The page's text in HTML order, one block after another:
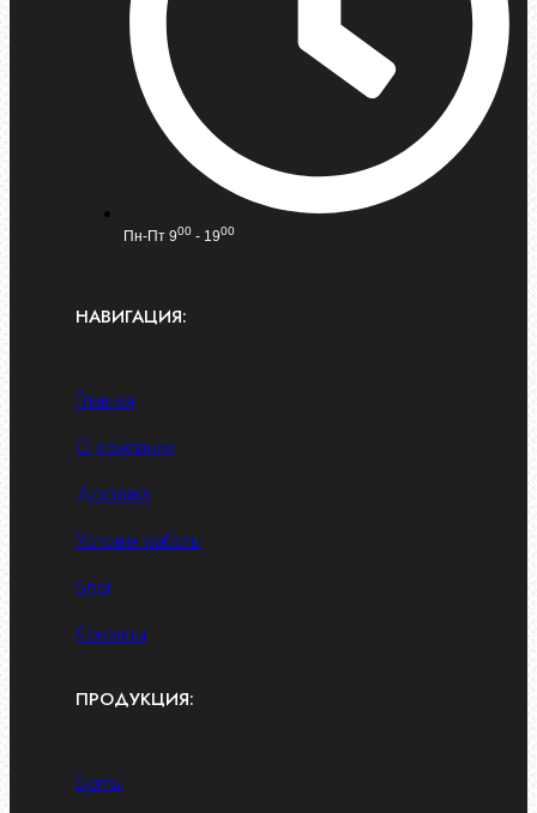
Пн-Пт 900 - 1900
НАВИГАЦИЯ:
Главная
О компании
Доставка
Условия работы
Блог
Контакты
ПРОДУКЦИЯ:
Болты